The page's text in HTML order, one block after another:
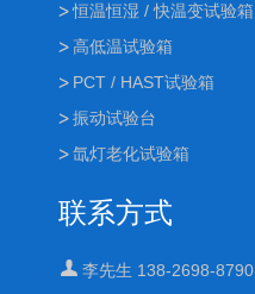
恒温恒湿 / 快温变试验箱
高低温试验箱
PCT / HAST试验箱
振动试验台
氙灯老化试验箱
联系方式
李先生 138-2698-8790